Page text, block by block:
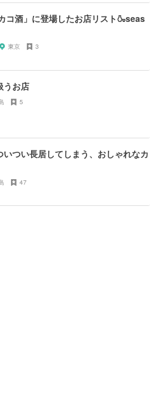
コ酒」に登場したお店リスト🍶seas
東京 3
うお店
5
いつい長居してしまう、おしゃれなカ
47